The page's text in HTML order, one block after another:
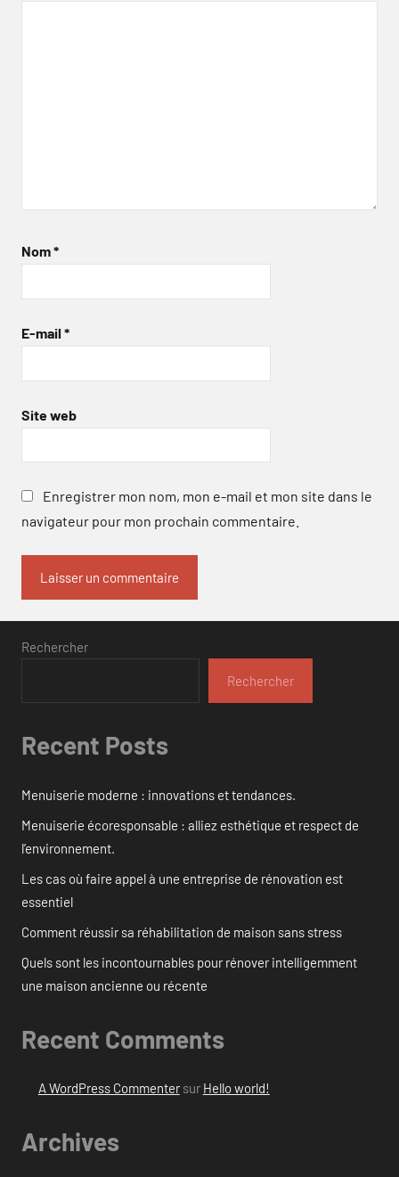
Nom*
E-mail *
Site web
Enregistrer mon nom, mon e-mail et mon site dans le
navigateur pour mon prochain commentaire.
Rechercher
Rechercher
Recent Posts
Menuiserie moderne : innovations et tendances.
Menuiserie écoresponsable : alliez esthétique et respect de
l’environnement.
Les cas où faire appel à une entreprise de rénovation est
essentiel
Comment réussir sa réhabilitation de maison sans stress
Quels sont les incontournables pour rénover intelligemment
une maison ancienne ou récente
Recent Comments
A WordPress Commentersur Hello world!
Archives